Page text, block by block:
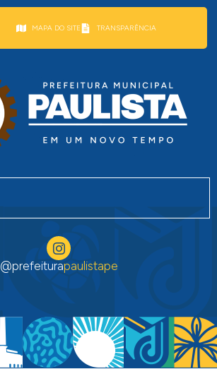
MAPA DO SITE TRANSPARÊNCIA
@prefeiturapaulistape